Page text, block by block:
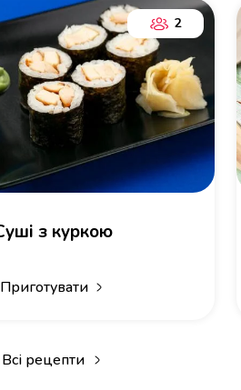
2
з куркою
Приготувати
Всі рецепти